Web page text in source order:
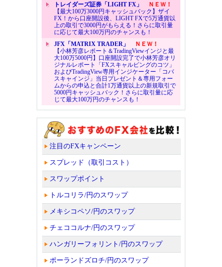
トレイダーズ証券「LIGHT FX」
ＮＥＷ！
【最大100万3000円キャッシュバック】ザイ
FX！から口座開設後、LIGHT FXで5万通貨以
上の取引で3000円がもらえる！さらに取引量
に応じて最大100万円のチャンスも！
JFX「MATRIX TRADER」
ＮＥＷ！
【小林芳彦レポート＆TradingViewインジと最
大100万5000円】口座開設完了で小林芳彦オリ
ジナルレポート「FXスキャルピングのコツ」
およびTradingView専用インジケーター「コバ
スキャインジ」当日プレゼント＆専用フォー
ムからの申込と合計1万通貨以上の新規取引で
5000円キャッシュバック！さらに取引量に応
じて最大100万円のチャンスも！
注目のFXキャンペーン
スプレッド（取引コスト）
スワップポイント
トルコリラ/円のスワップ
メキシコペソ/円のスワップ
チェココルナ/円のスワップ
ハンガリーフォリント/円のスワップ
ポーランドズロチ/円のスワップ